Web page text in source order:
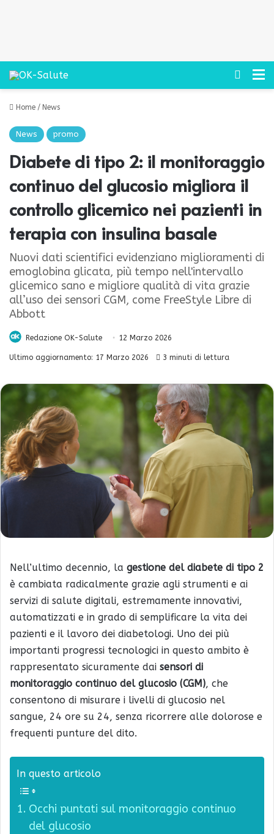
Cerca
Home / News
News promo
Diabete di tipo 2: il monitoraggio
continuo del glucosio migliora il
controllo glicemico nei pazienti in
terapia con insulina basale
Nuovi dati scientifici evidenziano miglioramenti di
emoglobina glicata, più tempo nell'intervallo
glicemico sano e migliore qualità di vita grazie
all’uso dei sensori CGM, come FreeStyle Libre di
Abbott
Redazione OK-Salute 12 Marzo 2026
Ultimo aggiornamento: 17 Marzo 2026 3 minuti di lettura
Nell’ultimo decennio, la gestione del diabete di tipo 2
è cambiata radicalmente grazie agli strumenti e ai
servizi di salute digitali, estremamente innovativi,
automatizzati e in grado di semplificare la vita dei
pazienti e il lavoro dei diabetologi. Uno dei più
importanti progressi tecnologici in questo ambito è
rappresentato sicuramente dai sensori di
monitoraggio continuo del glucosio (CGM), che
consentono di misurare i livelli di glucosio nel
sangue, 24 ore su 24, senza ricorrere alle dolorose e
frequenti punture del dito.
In questo articolo
Occhi puntati sul monitoraggio continuo
del glucosio